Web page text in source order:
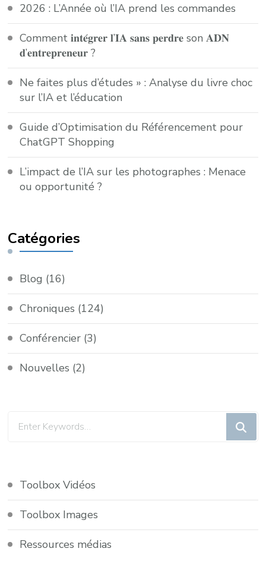
2026 : L’Année où l’IA prend les commandes
Comment 𝐢𝐧𝐭𝐞́𝐠𝐫𝐞𝐫 𝐥’𝐈𝐀 𝐬𝐚𝐧𝐬 𝐩𝐞𝐫𝐝𝐫𝐞 son 𝐀𝐃𝐍
𝐝’𝐞𝐧𝐭𝐫𝐞𝐩𝐫𝐞𝐧𝐞𝐮𝐫 ?
Ne faites plus d’études » : Analyse du livre choc
sur l’IA et l’éducation
Guide d’Optimisation du Référencement pour
ChatGPT Shopping
L’impact de l’IA sur les photographes : Menace
ou opportunité ?
Catégories
Blog (16)
Chroniques (124)
Conférencier (3)
Nouvelles (2)
Toolbox Vidéos
Toolbox Images
Ressources médias